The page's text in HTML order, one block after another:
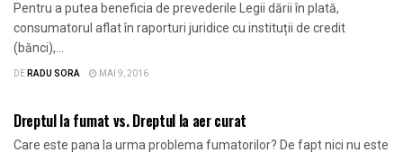
Pentru a putea beneficia de prevederile Legii dării în plată,
consumatorul aflat în raporturi juridice cu instituții de credit
(bănci),...
DERADU SORA MAI 9, 2016
Dreptul la fumat vs. Dreptul la aer curat
Care este pana la urma problema fumatorilor? De fapt nici nu este